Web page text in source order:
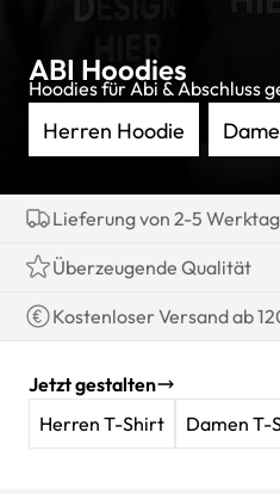
ABI Hoodies
Hoodies für Abi & Abschluss
Herren Hoodie
Lieferung von 2-5
Überzeugende Qualität
Kostenloser Versand ab
Jetzt gestalten
Herren T-Shirt
Damen T-